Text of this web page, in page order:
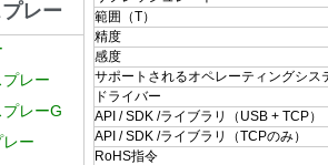
レー
レー
レーG
ー
範囲（T）
精度
感度
サポートされるオペレーティングシス
ドライバー
API / SDK /ライブラリ（USB + TCP）
API / SDK /ライブラリ（TCPのみ）
RoHS指令